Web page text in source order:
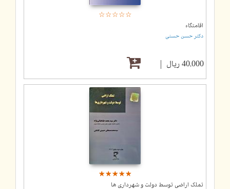
☆☆☆☆☆
★★★★★
اقامتگاه
دکتر حسن حسنی
40,000 ریال
☆☆☆☆☆
★★★★★
تملک اراضی توسط دولت و شهرداری ها